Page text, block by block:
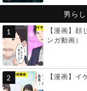
男らし
【漫画】
ンガ動画）
【漫画】イ